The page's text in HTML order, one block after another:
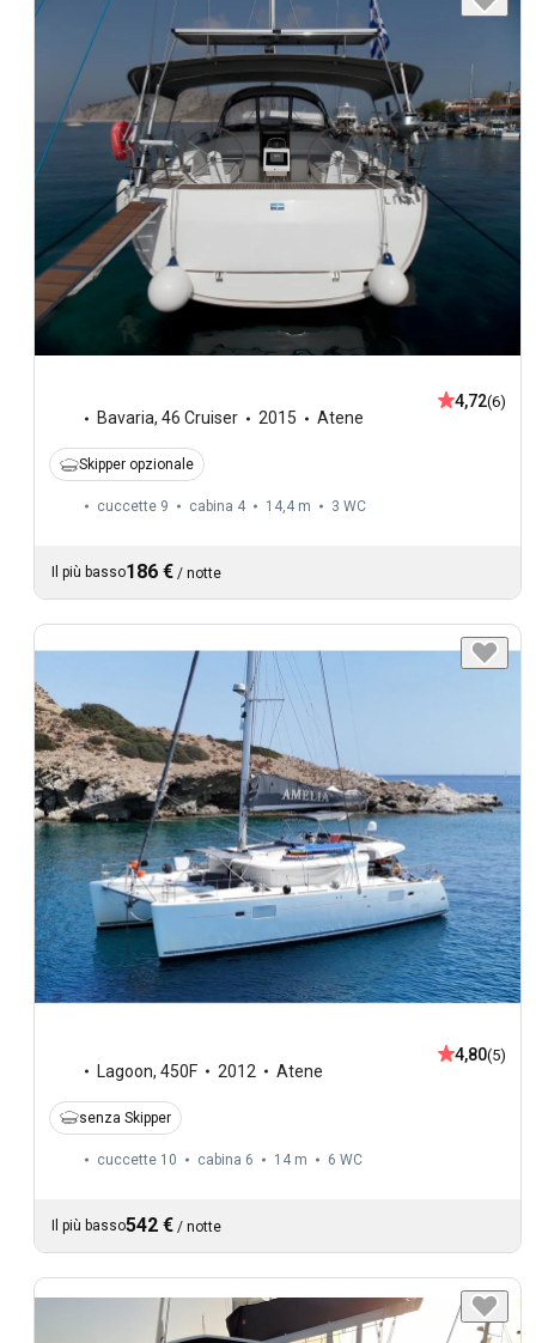
Bavaria, 46 Cruiser 2015 Atene
4,72(6)
Skipper opzionale
cuccette 9 cabina 4 14,4 m 3 WC
Il più basso186 € / notte
Lagoon, 450F 2012 Atene
4,80(5)
senza Skipper
cuccette 10 cabina 6 14 m 6 WC
Il più basso542 € / notte